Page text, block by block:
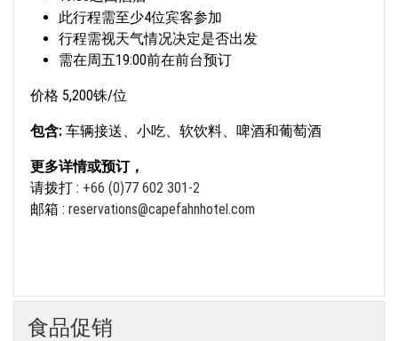
此行程需至少4位宾客参加
行程需视天气情况决定是否出发
需在周五19:00前在前台预订
价格 5,200铢/位
包含: 车辆接送、小吃、软饮料、啤酒和葡萄酒
更多详情或预订，
请拨打 : +66 (0)77 602 301-2
邮箱 : reservations@capefahnhotel.com
食品促销